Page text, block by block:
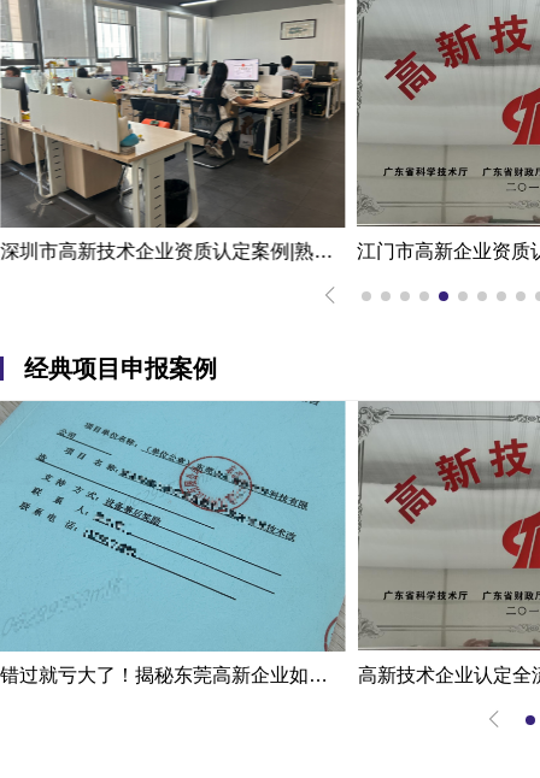
江门市高新企业资质认定申请代办机构服务案例
经典项目申报案例
错过就亏大了！揭秘东莞高新企业如何轻松拿下省级技术改造项目300万补贴